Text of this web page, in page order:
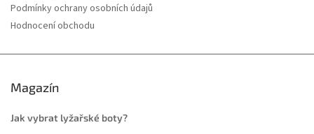
Podmínky ochrany osobních údajů
Hodnocení obchodu
Magazín
Jak vybrat lyžařské boty?